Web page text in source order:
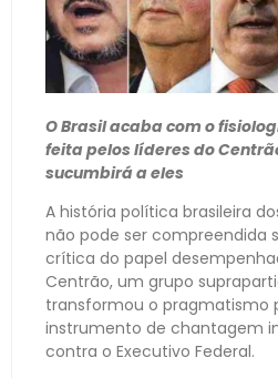
O Brasil acaba com o
feita pelos líderes do
sucumbirá a eles
A história política brasileira
não pode ser compreendida
crítica do papel
Centrão, um grupo
transformou o pragmatismo
instrumento de chantagem
contra o Executivo Federal.